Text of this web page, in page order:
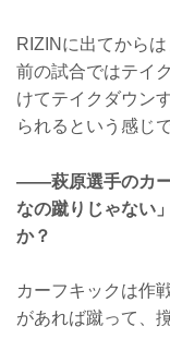
RIZINに出てから
前の試合ではテイ
けてテイクダウン
られるという感じで
——萩原選手のカー
なの蹴りじゃない
か？
カーフキックは作
があれば蹴って、